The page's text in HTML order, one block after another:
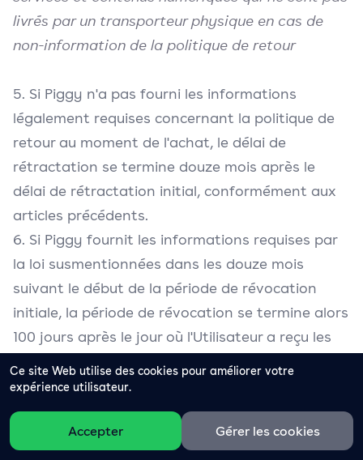
Ce site Web utilise des cookies pour améliorer votre
expérience utilisateur.
Accepter Gérer les cookies
livrés par un transporteur physique en cas de
non-information de la politique de retour
5. Si Piggy n'a pas fourni les informations
légalement requises concernant la politique de
retour au moment de l'achat, le délai de
rétractation se termine douze mois après le
délai de rétractation initial, conformément aux
articles précédents.
6. Si Piggy fournit les informations requises par
la loi susmentionnées dans les douze mois
suivant le début de la période de révocation
initiale, la période de révocation se termine alors
100 jours après le jour où l'Utilisateur a reçu les
informations.
6.11 Obligations de l'Utilisateur pendant le délai
de rétractation